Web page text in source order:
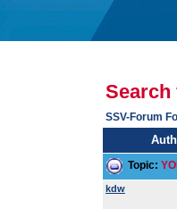
Search
SSV-Forum
Topic:
kdw